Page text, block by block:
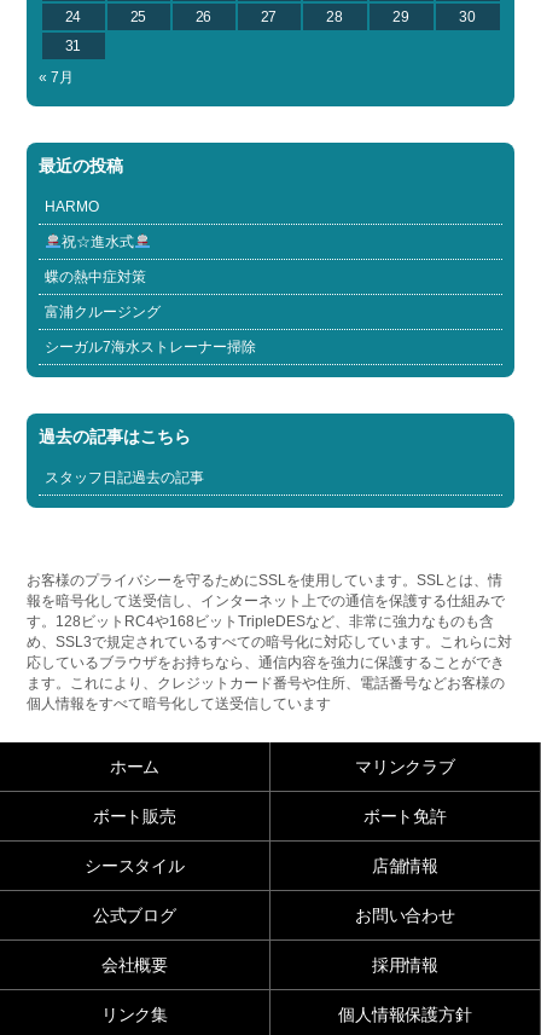
24
25 26 27 28 29
30
31
« 7月
最近の投稿
HARMO
祝☆進水式
蝶の熱中症対策
富浦クルージング
シーガル7海水ストレーナー掃除
過去の記事はこちら
スタッフ日記過去の記事
お客様のプライバシーを守るためにSSLを使用しています。SSLとは、情
報を暗号化して送受信し、インターネット上での通信を保護する仕組みで
す。128ビットRC4や168ビットTripleDESなど、非常に強力なものも含
め、SSL3で規定されているすべての暗号化に対応しています。これらに対
応しているブラウザをお持ちなら、通信内容を強力に保護することができ
ます。これにより、クレジットカード番号や住所、電話番号などお客様の
個人情報をすべて暗号化して送受信しています
ホーム マリンクラブ
ボート販売 ボート免許
シースタイル 店舗情報
公式ブログ お問い合わせ
会社概要 採用情報
リンク集 個人情報保護方針